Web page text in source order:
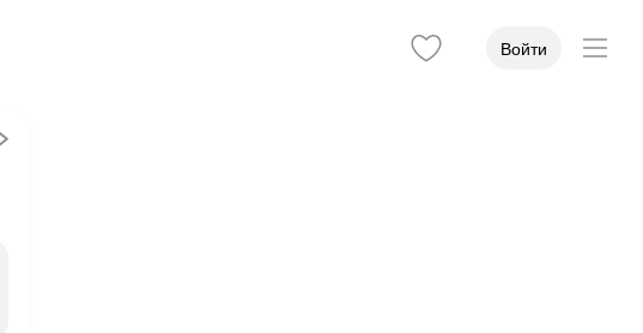
Войти